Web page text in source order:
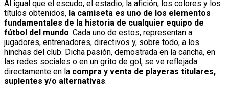
Al igual que el escudo, el estadio, la afición, los colores y los
títulos obtenidos, la camiseta es uno de los elementos
fundamentales de la historia de cualquier equipo de
fútbol del mundo. Cada uno de estos, representan a
jugadores, entrenadores, directivos y, sobre todo, a los
hinchas del club. Dicha pasión, demostrada en la cancha, en
las redes sociales o en un grito de gol, se ve reflejada
directamente en la compra y venta de playeras titulares,
suplentes y/o alternativas.